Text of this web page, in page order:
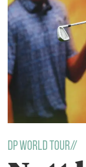
Dp World Tour//